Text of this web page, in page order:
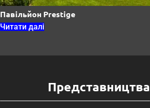
Павільйон Prestige
Читати далі
Представництва